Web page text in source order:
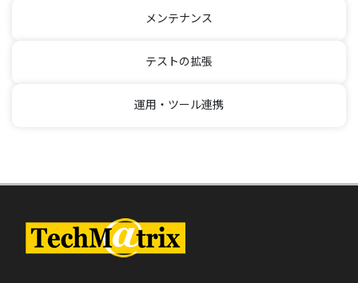
メンテナンス
テストの拡張
運用・ツール連携